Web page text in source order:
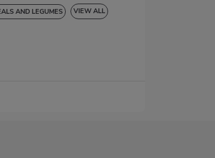
AND LEGUMES VIEW ALL